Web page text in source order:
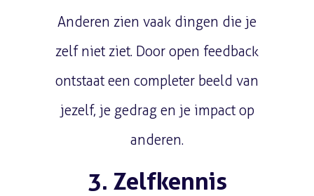
Anderen zien vaak dingen die je
zelf niet ziet. Door open feedback
ontstaat een completer beeld van
jezelf, je gedrag en je impact op
anderen.
3. Zelfkennis